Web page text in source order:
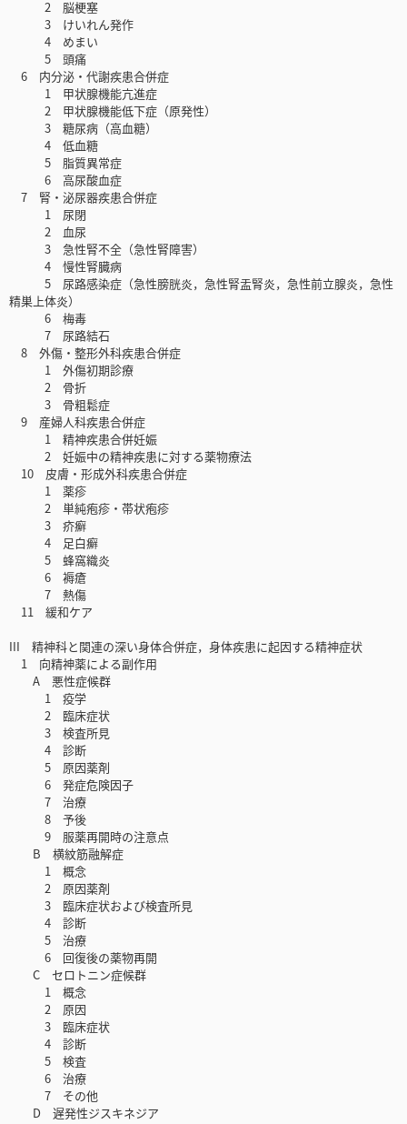
2 脳梗塞
3 けいれん発作
4 めまい
5 頭痛
6 内分泌・代謝疾患合併症
1 甲状腺機能亢進症
2 甲状腺機能低下症（原発性）
3 糖尿病（高血糖）
4 低血糖
5 脂質異常症
6 高尿酸血症
7 腎・泌尿器疾患合併症
1 尿閉
2 血尿
3 急性腎不全（急性腎障害）
4 慢性腎臓病
5 尿路感染症（急性膀胱炎，急性腎盂腎炎，急性前立腺炎，急性
精巣上体炎）
6 梅毒
7 尿路結石
8 外傷・整形外科疾患合併症
1 外傷初期診療
2 骨折
3 骨粗鬆症
9 産婦人科疾患合併症
1 精神疾患合併妊娠
2 妊娠中の精神疾患に対する薬物療法
10 皮膚・形成外科疾患合併症
1 薬疹
2 単純疱疹・帯状疱疹
3 疥癬
4 足白癬
5 蜂窩織炎
6 褥瘡
7 熱傷
11 緩和ケア
III 精神科と関連の深い身体合併症，身体疾患に起因する精神症状
1 向精神薬による副作用
A 悪性症候群
1 疫学
2 臨床症状
3 検査所見
4 診断
5 原因薬剤
6 発症危険因子
7 治療
8 予後
9 服薬再開時の注意点
B 横紋筋融解症
1 概念
2 原因薬剤
3 臨床症状および検査所見
4 診断
5 治療
6 回復後の薬物再開
C セロトニン症候群
1 概念
2 原因
3 臨床症状
4 診断
5 検査
6 治療
7 その他
D 遅発性ジスキネジア